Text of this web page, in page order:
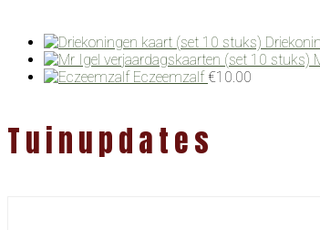
Eczeemzalf €10.00
Tuinupdates